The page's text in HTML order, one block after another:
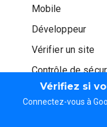
Vérifiez si
Connectez-vous à
Mobile
Développeur
Vérifier un site
Contrôle de